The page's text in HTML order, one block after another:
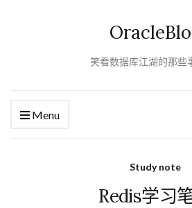
笑看数据库江湖的那些
Menu
Study note
Redis学习